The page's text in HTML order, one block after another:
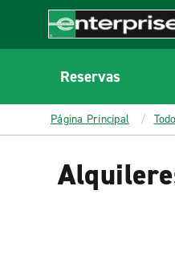
CONTENT
Enterprise
Reservas
Página Principal